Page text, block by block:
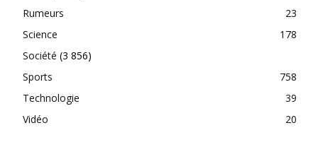
Rumeurs
23
Science
178
Société (3 856)
Sports
758
Technologie
39
Vidéo
20